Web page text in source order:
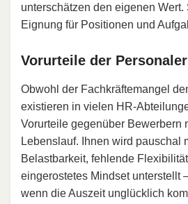
unterschätzen den eigenen
Eignung für Positionen und
Vorurteile der Personaler
Obwohl der Fachkräftemangel
existieren in vielen HR-
Vorurteile gegenüber Bewerbern
Lebenslauf. Ihnen wird pauschal
Belastbarkeit, fehlende
eingerostetes Mindset unterstellt
wenn die Auszeit unglücklich